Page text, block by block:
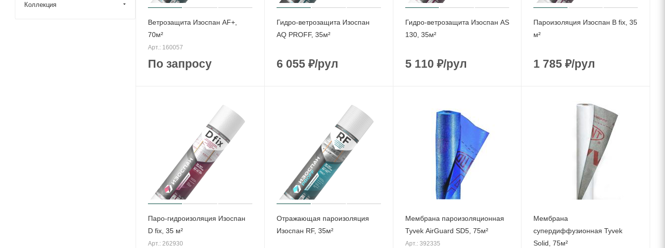
Ветрозащита Изоспан AF+,
70м²
Арт.: 160057
По запросу
Гидро-ветрозащита Изоспан
AQ PROFF, 35м²
6 055 ₽/рул
Гидро-ветрозащита Изоспан AS
130, 35м²
5 110 ₽/рул
Пароизоляция Изоспан B fix, 35
м²
1 785 ₽/рул
Паро-гидроизоляция Изоспан
D fix, 35 м²
Арт.: 262930
Отражающая пароизоляция
Изоспан RF, 35м²
Мембрана пароизоляционная
Tyvek AirGuard SD5, 75м²
Арт.: 392335
Мембрана
cупердиффузионная Tyvek
Solid, 75м²
Коллекция